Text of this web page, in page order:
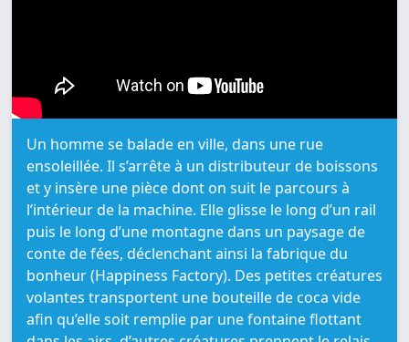
Un homme se balade en ville, dans une rue
ensoleillée. Il s’arrête à un distributeur de boissons
et y insère une pièce dont on suit le parcours à
l’intérieur de la machine. Elle glisse le long d’un rail
puis le long d’une montagne dans un paysage de
conte de fées, déclenchant ainsi la fabrique du
bonheur (Happiness Factory). Des petites créatures
volantes transportent une bouteille de coca vide
afin qu’elle soit remplie par une fontaine flottant